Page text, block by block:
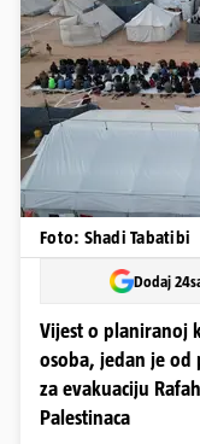
Foto: Shadi Tabatibi
Dodaj
Vijest o planiranoj
osoba, jedan je
za evakuaciju
Palestinaca